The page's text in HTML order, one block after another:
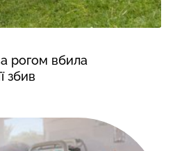
рогом вбила
збив